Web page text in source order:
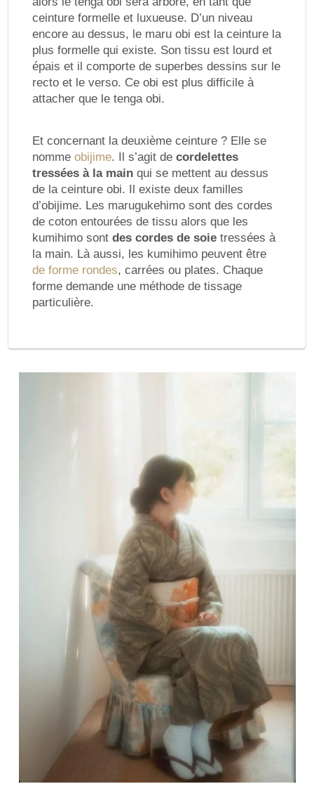
ceinture formelle et luxueuse. D’un niveau
encore au dessus, le maru obi est la ceinture la
plus formelle qui existe. Son tissu est lourd et
épais et il comporte de superbes dessins sur le
recto et le verso. Ce obi est plus difficile à
attacher que le tenga obi.
Et concernant la deuxième ceinture ? Elle se
nomme obijime. Il s’agit de cordelettes
tressées à la main qui se mettent au dessus
de la ceinture obi. Il existe deux familles
d’obijime. Les marugukehimo sont des cordes
de coton entourées de tissu alors que les
kumihimo sont des cordes de soie tressées à
la main. Là aussi, les kumihimo peuvent être
de forme rondes, carrées ou plates. Chaque
forme demande une méthode de tissage
particulière.